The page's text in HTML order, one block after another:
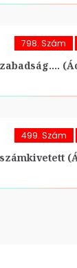
798. Szám
499. Szám